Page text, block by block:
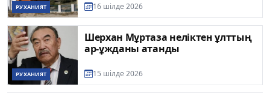
РУХАНИЯТ 16 шілде 2026
РУХАНИЯТ
Шерхан Мұртаза неліктен ұлттың
ар-ұжданы атанды
15 шілде 2026